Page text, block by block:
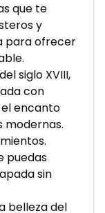
que te
y
para ofrecer
siglo XVIII,
con
encanto
modernas.
puedas
sin
belleza del